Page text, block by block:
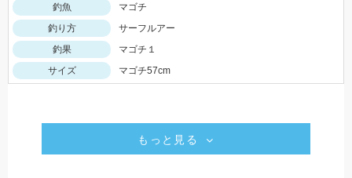
釣魚
マゴチ
釣り方
サーフルアー
釣果
マゴチ１
サイズ
マゴチ57cm
もっと見る